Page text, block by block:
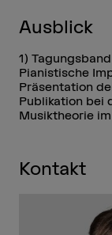
Ausblick
1)
Pianistische
Präsentation
Publikation bei
Musiktheorie
Kontakt